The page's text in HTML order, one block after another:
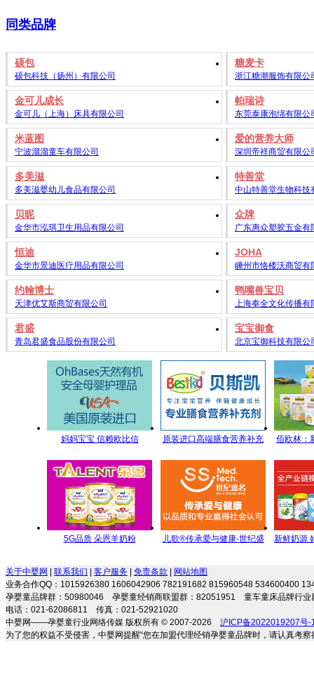
同类品牌
硕包
硕包科技（扬州）有限公司
糖麦卡
浙江糖潮服饰有限公
金可儿成长
金可儿（上海）床具有限公司
帕瑞诗
东莞泰康泡绵有限公
米蓝图
宁波溜溜童车有限公司
爱的营养大师
深圳帝祥商贸有限公
多美滋
多美滋婴幼儿食品有限公司
特善堂
中山特善堂生物科技
贝昵
金华市泓琪卫生用品有限公司
众牌
广东惠众塑胶五金有
恒迪
金华市景迪医疗用品有限公司
JOHA
嵊州市恪楼沃商贸有
约翰博士
天津优艾斯商贸有限公司
鸭嘴兽宝贝
上海奉全文化传播有
君盛
青岛君盛食品股份有限公司
宝宝御食
北京宝御科技有限公
妈妈宝宝 信赖欧比信
原装进口高端膳食营养补充
长
佰欧林：
5G品质 朵恩羊奶粉
儿歌®传承爱与健康-世纪盛
新鲜奶源
关于中婴网 | 联系我们 | 客户服务 | 免责条款 | 网站地图
业务合作QQ：1015926380 1606042906 782191682 815960548 534600400
孕婴童品牌群：50980046 孕婴童经销商联盟群：82051951 童车童床品牌行
电话：021-62086811 传真：021-52921020
中婴网——孕婴童行业网络传媒 版权所有 © 2007-2026 沪ICP备2022019207号-
为了您的权益不受侵害，中婴网提醒“您在加盟代理经销孕婴童品牌时，请认真考